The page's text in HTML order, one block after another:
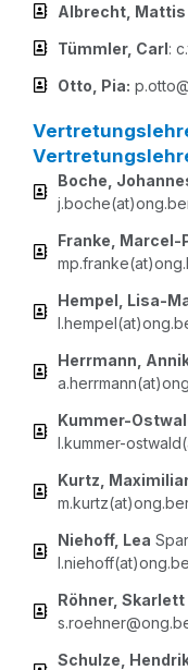
Albrecht, Mat­tis
Tümm­ler, Carl:
Otto, Pia:
Boche,
Fran­ke, Mar­cel-
Hem­pel, Lisa-
Herr­mann,
Kum­mer-
l.kummer-
Kurtz,
Nie­hoff, Lea
Röh­ner, Skar­lett
Schul­ze,